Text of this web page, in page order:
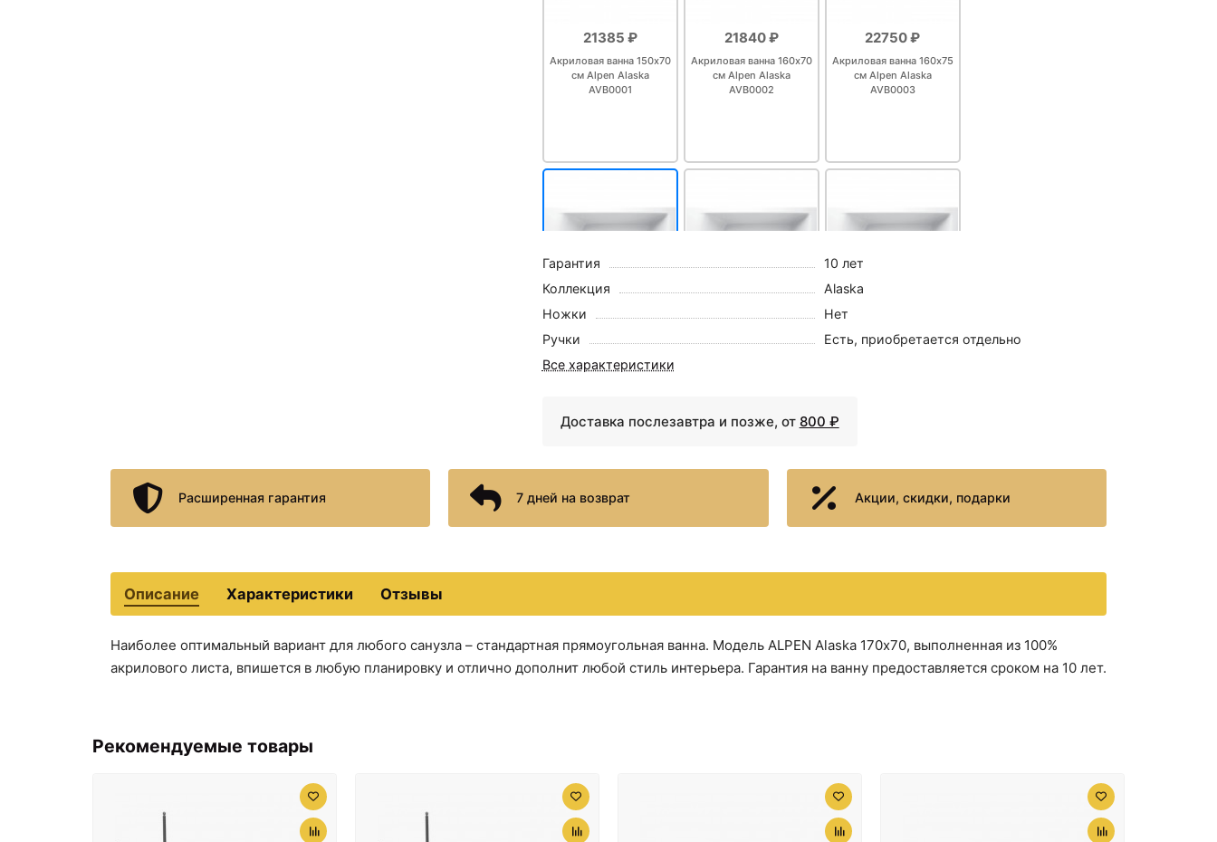
21385 ₽
Акриловая ванна 150х70
см Alpen Alaska
AVB0001
21840 ₽
Акриловая ванна 160х70
см Alpen Alaska
AVB0002
22750 ₽
Акриловая ванна 160х75
см Alpen Alaska
AVB0003
24115 ₽
Акриловая ванна 170х70
AVB0004
25025 ₽
Акриловая ванна 180х80
Гарантия
10 лет
Коллекция
Alaska
Ножки
Нет
Ручки
Есть, приобретается отдельно
Все характеристики
Доставка послезавтра и позже, от 800 ₽
Расширенная гарантия 7 дней на возврат Акции, скидки, подарки
Описание Характеристики Отзывы
Наиболее оптимальный вариант для любого санузла – стандартная прямоугольная ванна. Модель ALPEN Alaska 170х70, выполненная из 100%
акрилового листа, впишется в любую планировку и отлично дополнит любой стиль интерьера. Гарантия на ванну предоставляется сроком на 10 лет.
Рекомендуемые товары